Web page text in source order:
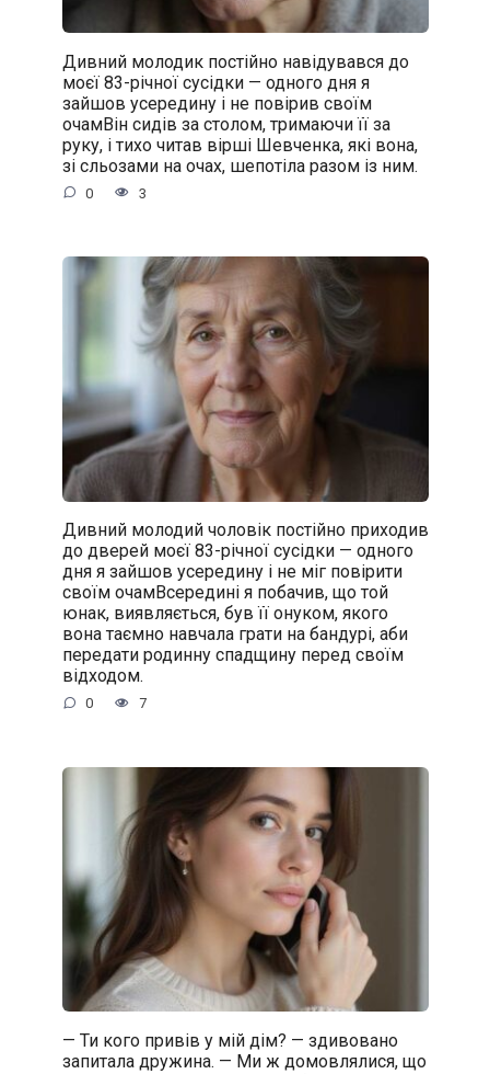
Дивний молодик постійно навідувався до
моєї 83-річної сусідки — одного дня я
зайшов усередину і не повірив своїм
очамВін сидів за столом, тримаючи її за
руку, і тихо читав вірші Шевченка, які вона,
зі сльозами на очах, шепотіла разом із ним.
0 3
Дивний молодий чоловік постійно приходив
до дверей моєї 83-річної сусідки — одного
дня я зайшов усередину і не міг повірити
своїм очамВсередині я побачив, що той
юнак, виявляється, був її онуком, якого
вона таємно навчала грати на бандурі, аби
передати родинну спадщину перед своїм
відходом.
0 7
— Ти кого привів у мій дім? — здивовано
запитала дружина. — Ми ж домовлялися, що